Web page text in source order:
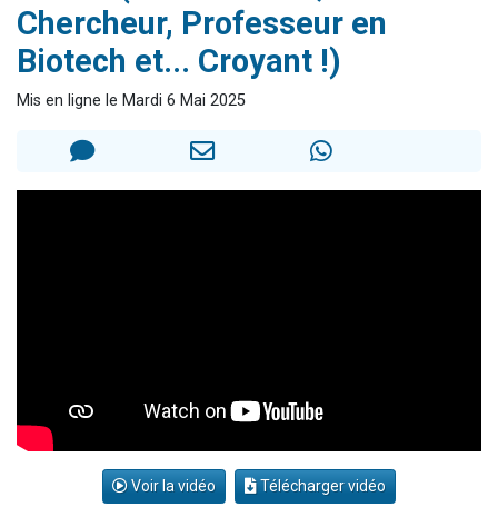
30 personnes viennent de faire un don pour Sauvez la jambe de Yohan
Il reste 49 places pour étudier en groupe sur Zoom
Chercheur, Professeur en
Biotech et... Croyant !)
Mis en ligne le Mardi 6 Mai 2025
Voir la vidéo Télécharger vidéo